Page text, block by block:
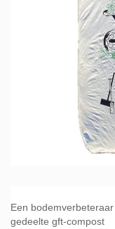
Een
gedeelte gft-compost
naar
het